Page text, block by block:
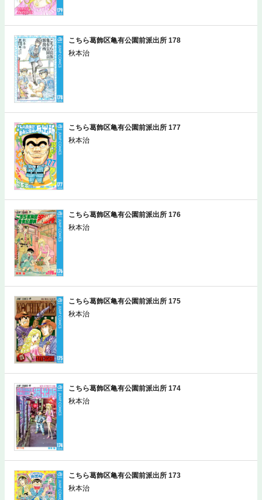
こちら葛飾区亀有公園前派出所 178
秋本治
こちら葛飾区亀有公園前派出所 177
秋本治
こちら葛飾区亀有公園前派出所 176
秋本治
こちら葛飾区亀有公園前派出所 175
秋本治
こちら葛飾区亀有公園前派出所 174
秋本治
こちら葛飾区亀有公園前派出所 173
秋本治